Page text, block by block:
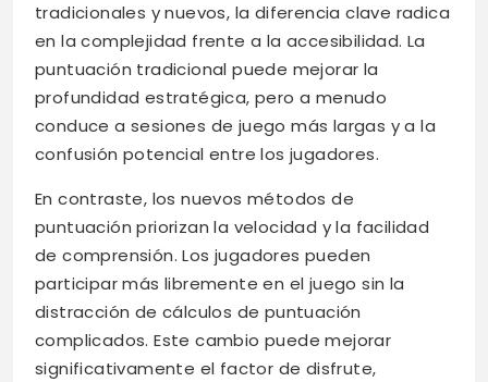
tradicionales y nuevos, la diferencia clave radica
en la complejidad frente a la accesibilidad. La
puntuación tradicional puede mejorar la
profundidad estratégica, pero a menudo
conduce a sesiones de juego más largas y a la
confusión potencial entre los jugadores.
En contraste, los nuevos métodos de
puntuación priorizan la velocidad y la facilidad
de comprensión. Los jugadores pueden
participar más libremente en el juego sin la
distracción de cálculos de puntuación
complicados. Este cambio puede mejorar
significativamente el factor de disfrute,